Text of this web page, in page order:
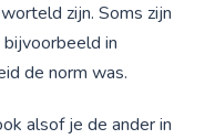
zijn. Soms zijn
in
de norm was.
alsof je de ander in